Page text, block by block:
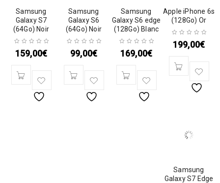
Samsung
Galaxy S7
(64Go) Noir
159,00€
Samsung
Galaxy S6
(64Go) Noir
99,00€
Samsung
Galaxy S6 edge
(128Go) Blanc
169,00€
Apple iPhone 6s
(128Go) Or
199,00€
Samsung
Galaxy S7 Edge